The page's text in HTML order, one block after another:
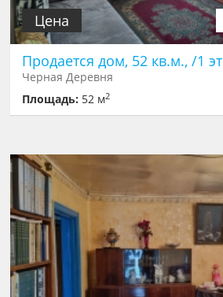
Цена
Продается дом, 52 кв.м., /1 эт
Черная Деревня
Площадь: 52 м2